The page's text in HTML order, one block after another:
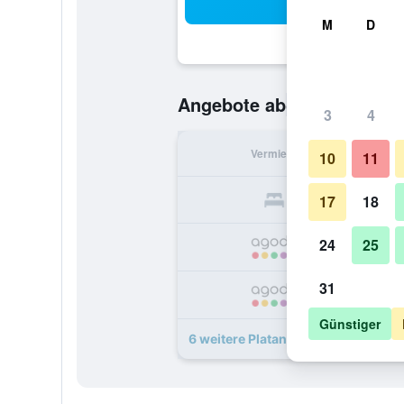
Angebote ab80 € Günstigste
Vermieter
6 weitere Platani Angebote
M D
3 4
10 11
17 18
24 25
31
Günstiger